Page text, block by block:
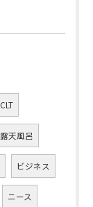
CLT
露天風呂
ビジネス
ニース